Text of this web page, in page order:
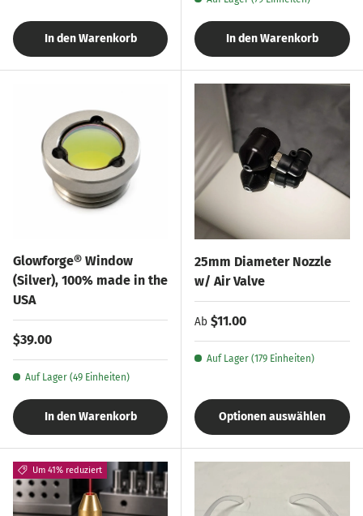
In den Warenkorb In den Warenkorb
Glowforge® Window
(Silver), 100% made in the
USA
Normaler Preis
$39.00
Auf Lager (49 Einheiten)
In den Warenkorb
25mm Diameter Nozzle
w/ Air Valve
Normaler Preis
Ab $11.00
Auf Lager (179 Einheiten)
Optionen auswählen
Um 41% reduziert